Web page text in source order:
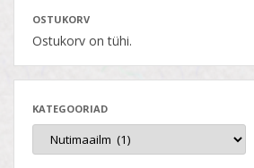
OSTUKORV
Ostukorv on tühi.
KATEGOORIAD